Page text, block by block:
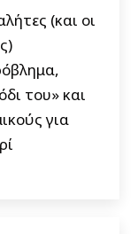
(και οι
του» και
για